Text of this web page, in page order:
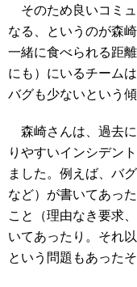
そのため良いコミュ
なる、というのが森
一緒に食べられる距
にも）にいるチーム
バグも少ないという
森崎さんは、過去に
りやすいインシデン
ました。例えば、バ
など）が書いてあっ
こと（理由なき要求
いてあったり。それ
という問題もあったそ